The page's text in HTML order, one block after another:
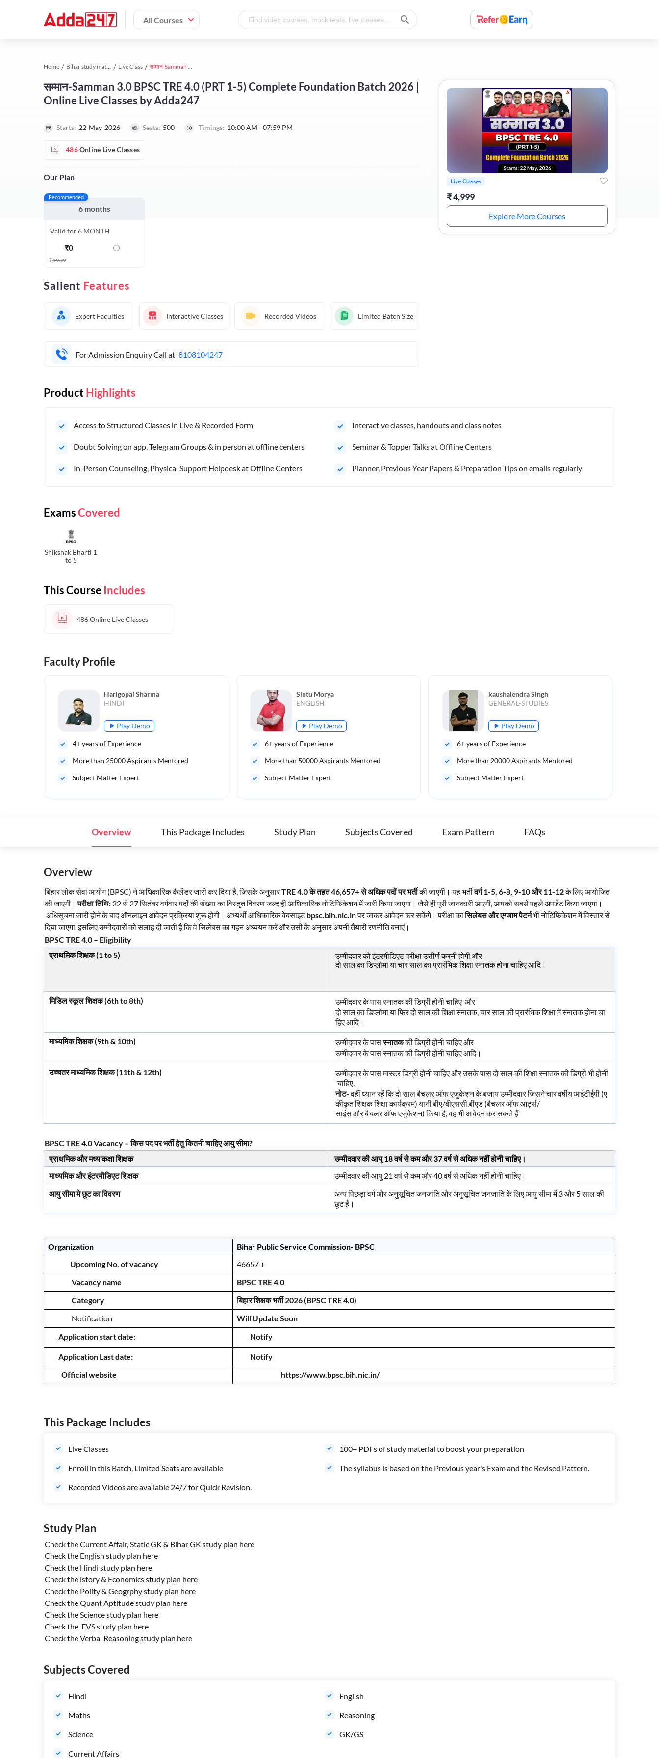
All Courses
Home Bihar study material Live Class सम्मान-Samman 3.0 BPSC TRE 4.0 (PRT 1-5) Complete Foundation Batch 2026 | Online Live Classes by Adda247
सम्मान-Samman 3.0 BPSC TRE 4.0 (PRT 1-5) Complete Foundation Batch 2026 |
Online Live Classes by Adda247
Starts: 22-May-2026 Seats: 500 Timings: 10:00 AM - 07:59 PM
486Online Live Classes
Our Plan
Recommended
6 months
Valid for 6 MONTH
₹0
₹4999
Salient Features
Expert Faculties Interactive Classes Recorded Videos Limited Batch Size
For Admission Enquiry Call at 8108104247
Live Classes
₹4,999
Explore More Courses
Product Highlights
Access to Structured Classes in Live & Recorded Form Interactive classes, handouts and class notes
Doubt Solving on app, Telegram Groups & in person at offline centers ⁠Seminar & Topper Talks at Offline Centers
In-Person Counseling, Physical Support Helpdesk at Offline Centers ⁠Planner, Previous Year Papers & Preparation Tips on emails regularly
ExamsCovered
Shikshak Bharti 1
to 5
This Course Includes
486Online Live Classes
Faculty Profile
Harigopal Sharma
HINDI
Play Demo
4+ years of Experience
More than 25000Aspirants Mentored
Subject Matter Expert
Sintu Morya
ENGLISH
Play Demo
6+ years of Experience
More than 50000Aspirants Mentored
Subject Matter Expert
kaushalendra Singh
GENERAL-STUDIES
Play Demo
6+ years of Experience
More than 20000Aspirants Mentored
Subject Matter Expert
Overview This Package Includes Study Plan Subjects Covered Exam Pattern FAQs
Overview
बिहार लोक सेवा आयोग (BPSC) ने आधिकारिक कैलेंडर जारी कर दिया है, जिसके अनुसारTRE 4.0 के तहत 46,657+ से अधिक पदों पर भर्तीकी जाएगी। यह भर्तीवर्ग 1-5, 6-8, 9-10 और 11-12के लिए आयोजित
की जाएगी।परीक्षा तिथि: 22 से 27 सितंबर वर्गवार पदों की संख्या का विस्तृत विवरण जल्द ही आधिकारिक नोटिफिकेशन में जारी किया जाएगा। जैसे ही पूरी जानकारी आएगी, आपको सबसे पहले अपडेट किया जाएगा।
अधिसूचना जारी होने के बाद ऑनलाइन आवेदन प्रक्रिया शुरू होगी। अभ्यर्थी आधिकारिक वेबसाइटbpsc.bih.nic.inपर जाकर आवेदन कर सकेंगे। परीक्षा कासिलेबस और एग्जाम पैटर्नभी नोटिफिकेशन में विस्तार से
दिया जाएगा, इसलिए उम्मीदवारों को सलाह दी जाती है कि वे सिलेबस का गहन अध्ययन करें और उसी के अनुसार अपनी तैयारी रणनीति बनाएं।
BPSC TRE 4.0 – Eligibility
प्राथमिक शिक्षक (1 to 5)
उम्मीदवार को इंटरमीडिएट परीक्षा उत्तीर्ण करनी होगी और
दो साल का डिप्लोमा या चार साल का प्रारंभिक शिक्षा स्नातक होना चाहिए आदि।
मिडिल स्कूल शिक्षक (6th to 8th)
उम्मीदवार के पास स्नातक की डिग्री होनी चाहिए और
दो साल का डिप्लोमा या फिर दो साल की शिक्षा स्नातक, चार साल की प्रारंभिक शिक्षा में स्नातक होना चा
हिए आदि।
माध्यमिक शिक्षक (9th & 10th) उम्मीदवार के पासस्नातककी डिग्री होनी चाहिए और
उम्मीदवार के पास स्नातक की डिग्री होनी चाहिए आदि।
उच्चतर माध्यमिक शिक्षक (11th & 12th)
उम्मीदवार के पास मास्टर डिग्री होनी चाहिए और उसके पास दो साल की शिक्षा स्नातक की डिग्री भी होनी
चाहिए.
नोट-वहीं ध्यान रहें कि दो साल बैचलर ऑफ एजुकेशन के बजाय उम्मीदवार जिसने चार वर्षीय आईटीईपी (ए
कीकृत शिक्षक शिक्षा कार्यक्रम) यानी बीए/बीएससी.बीएड (बैचलर ऑफ आर्ट्स/
साइंस और बैचलर ऑफ एजुकेशन) किया है, वह भी आवेदन कर सकते हैं
BPSC TRE 4.0 Vacancy – किस पद पर भर्ती हेतु कितनी चाहिए आयु सीमा?
प्राथमिक और मध्य कक्षा शिक्षक
उम्मीदवार की आयु 18 वर्ष से कम और 37 वर्ष से अधिक नहीं होनी चाहिए।
माध्यमिक और इंटरमीडिएट शिक्षक
उम्मीदवार की आयु 21 वर्ष से कम और 40 वर्ष से अधिक नहीं होनी चाहिए।
आयु सीमा मे छूट का विवरण
अन्य पिछड़ा वर्ग और अनुसूचित जनजाति और अनुसूचित जनजाति के लिए आयु सीमा में 3 और 5 साल की
छूट है।
Organization
Bihar Public Service Commission- BPSC
Upcoming No. of vacancy
46657 +
Vacancy name
BPSC TRE 4.0
Category
बिहार शिक्षकभर्ती 2026 (BPSC TRE 4.0)
Notification
Will Update Soon
Application start date:
Notify
Application Last date:
Notify
Official website
https://www.bpsc.bih.nic.in/
This Package Includes
Live Classes 100+ PDFs of study material to boost your preparation
Enroll in this Batch, Limited Seats are available The syllabus is based on the Previous year's Exam and the Revised Pattern.
Recorded Videos are available 24/7 for Quick Revision.
Study Plan
Check the Current Affair, Static GK & Bihar GK study plan here
Check the English study plan here
Check the Hindi study plan here
Check the istory & Economics study plan here
Check the Polity & Geogrphy study plan here
Check the Quant Aptitude study plan here
Check the Science study plan here
Check the EVSstudy plan here
Check the Verbal Reasoning study plan here
Subjects Covered
Hindi English
Maths Reasoning
Science GK/GS
Current Affairs